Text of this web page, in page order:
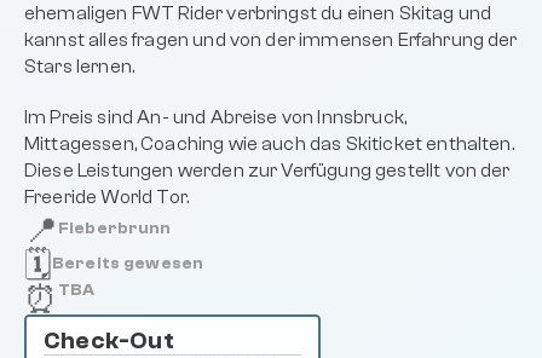
ehemaligen FWT Rider verbringst du einen Skitag und
kannst alles fragen und von der immensen Erfahrung der
Stars lernen.
Im Preis sind An- und Abreise von Innsbruck,
Mittagessen, Coaching wie auch das Skiticket enthalten.
Diese Leistungen werden zur Verfügung gestellt von der
Freeride World Tor.
📍 Fieberbrunn
🗓️Bereits gewesen
⏰ TBA
Check-Out